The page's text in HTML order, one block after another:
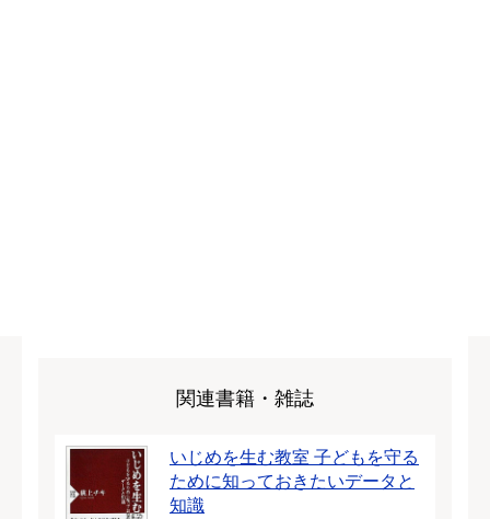
関連書籍・雑誌
いじめを生む教室 子どもを守る
ために知っておきたいデータと
知識